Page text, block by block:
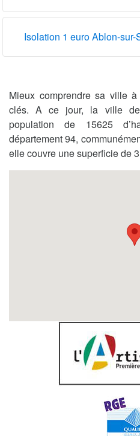
Isolation 1 euro Ablon-sur-
Mieux comprendre sa ville
clés. A ce jour, la ville de
population de 15625
département 94,
elle couvre une superficie de